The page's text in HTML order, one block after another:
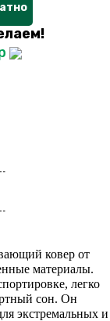
ковер от
материалы.
легко
сон. Он
экстремальных и